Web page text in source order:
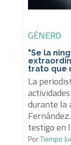
GÉNERO
"Se la
trato que
La
durante la
testigo en
PorTiempo